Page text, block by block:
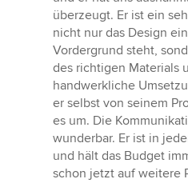
überzeugt. Er ist ein
nicht nur das Design
Vordergrund steht,
des richtigen Materials
handwerkliche
er selbst von seinem
es um. Die
wunderbar. Er ist in
und hält das Budget
schon jetzt auf weitere